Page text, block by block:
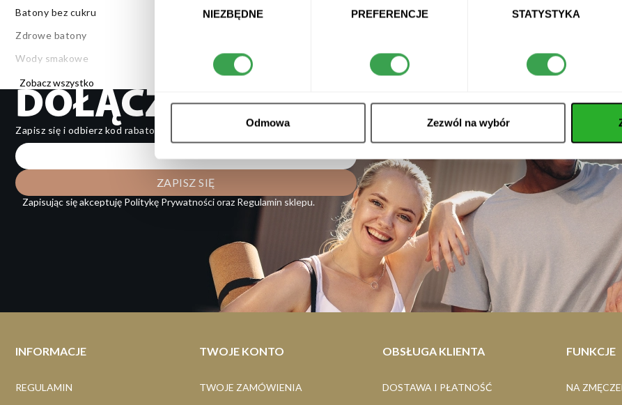
NIEZBĘDNE PREFERENCJE STATYSTYKA
Odmowa Zezwól na wybór
Batony bez cukru
Zdrowe batony
Wody smakowe
Dla biegaczy
Batony zbożowe
Wody niskosodowe
Izotoniki do wody
Wody butelkowane
Zobacz wszystko
DOŁĄCZ DO NEWSLETTERA!
Zapisz się i odbierz kod rabatowy -10 PLN. Bądź na bieżąco i otrzymuj informacje na temat nowych produktów i promocji.
Zapisując się akceptuję Politykę Prywatnościoraz Regulamin sklepu.
INFORMACJE
REGULAMIN
TWOJE KONTO
TWOJE ZAMÓWIENIA
OBSŁUGA KLIENTA
DOSTAWA I PŁATNOŚĆ
FUNKCJE
NA